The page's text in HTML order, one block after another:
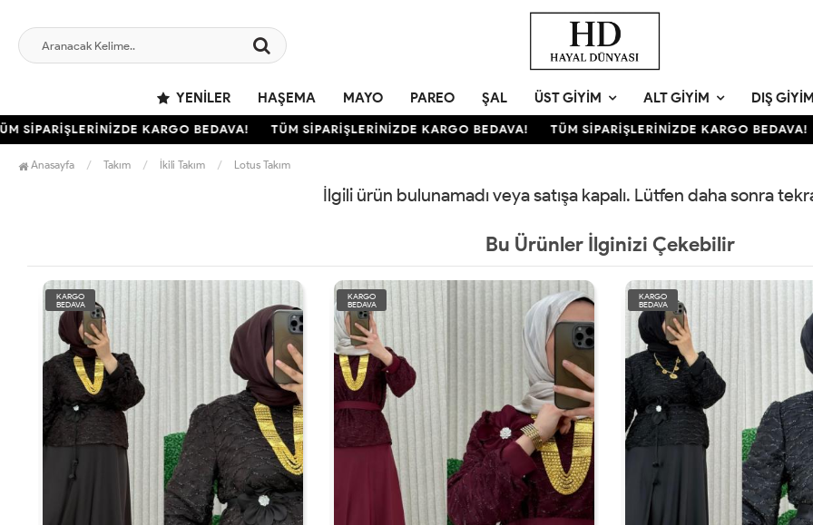
YENILER HAŞEMA MAYO PAREO ŞAL ÜST GIYIM ALT GIYIM DIŞ GIYIM
SİPARİŞLERİNİZDE KARGO BEDAVA! TÜM SİPARİŞLERİNİZDE KARGO BEDAVA! TÜM SİPARİŞLERİNİZDE KARGO BEDAVA!
Anasayfa Takım İkili Takım Lotus Takım
İlgili ürün bulunamadı veya satışa kapalı. Lütfen daha sonra
Bu Ürünler İlginizi Çekebilir
KARGO
BEDAVA
KARGO
BEDAVA
KARGO
BEDAVA